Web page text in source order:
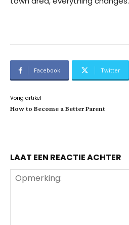
Facebook Twitter
Vorig artikel
How to Become a Better Parent
LAAT EEN REACTIE ACHTER